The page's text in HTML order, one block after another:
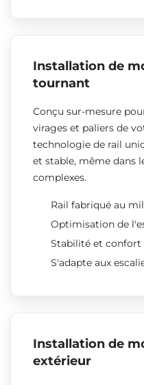
Installation de
tournant
Conçu sur-mesure
virages et paliers de
technologie de rail
et stable, même dans
complexes.
Rail fabriqué au
Optimisation de
Stabilité et confort
S'adapte aux
Installation de
extérieur